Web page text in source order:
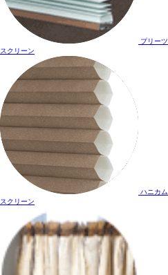
プリーツ
スクリーン
ハニカム
スクリーン